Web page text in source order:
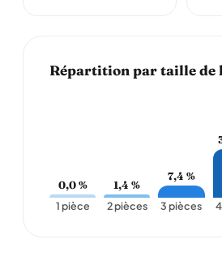
Répartition par taille de
0,0 %
1 pièce
1,4 %
2 pièces
7,4 %
3 pièces